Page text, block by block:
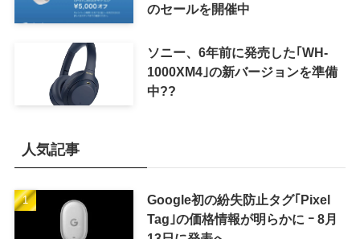
のセールを開催中
ソニー、6年前に発売した｢WH-
1000XM4｣の新バージョンを準備
中??
人気記事
Google初の紛失防止タグ｢Pixel
Tag｣の価格情報が明らかに ｰ 8月